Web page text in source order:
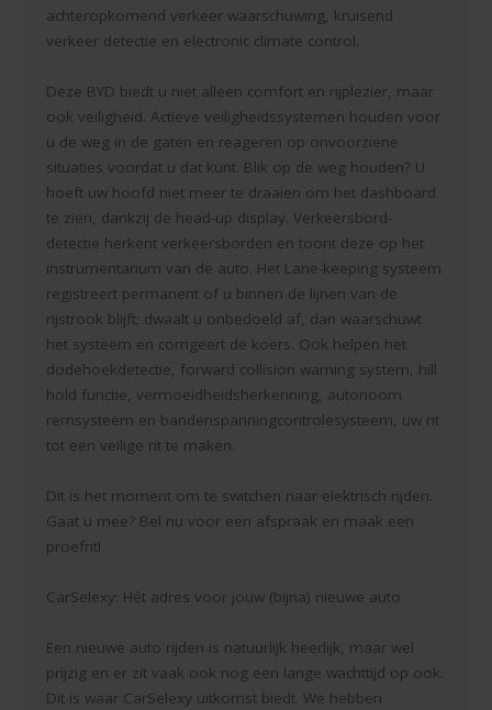
achteropkomend verkeer waarschuwing, kruisend
verkeer detectie en electronic climate control.
Deze BYD biedt u niet alleen comfort en rijplezier, maar
ook veiligheid. Actieve veiligheidssystemen houden voor
u de weg in de gaten en reageren op onvoorziene
situaties voordat u dat kunt. Blik op de weg houden? U
hoeft uw hoofd niet meer te draaien om het dashboard
te zien, dankzij de head-up display. Verkeersbord-
detectie herkent verkeersborden en toont deze op het
instrumentarium van de auto. Het Lane-keeping systeem
registreert permanent of u binnen de lijnen van de
rijstrook blijft; dwaalt u onbedoeld af, dan waarschuwt
het systeem en corrigeert de koers. Ook helpen het
dodehoekdetectie, forward collision warning system, hill
hold functie, vermoeidheidsherkenning, autonoom
remsysteem en bandenspanningcontrolesysteem, uw rit
tot een veilige rit te maken.
Dit is het moment om te switchen naar elektrisch rijden.
Gaat u mee? Bel nu voor een afspraak en maak een
proefrit!
CarSelexy: Hét adres voor jouw (bijna) nieuwe auto
Een nieuwe auto rijden is natuurlijk heerlijk, maar wel
prijzig en er zit vaak ook nog een lange wachttijd op ook.
Dit is waar CarSelexy uitkomst biedt. We hebben